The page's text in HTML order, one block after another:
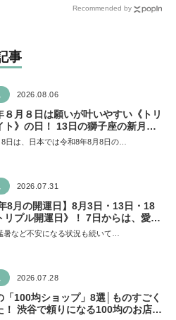
Recommended by
事
2026.08.06
８月８日は願いが叶いやすい《トリ
ト》の日！ 13日の獅子座の新月＆
の影響にも注目
日は、日本では令和8年8月8日の…
2026.07.31
8月の開運日】8月3日・13日・18
リプル開運日》！ 7日からは、愛と
の星「金星」が、天秤座と蠍座に長
暑など不安になる状況も続いて…
2026.07.28
「100均ショップ」8選│ものすごく
！ 渋谷で頼りになる100均のお店を